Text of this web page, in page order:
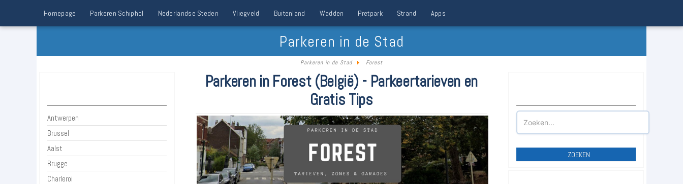
Homepage Parkeren Schiphol Nederlandse Steden Vliegveld Buitenland Wadden Pretpark Strand Apps
Parkeren in de Stad
Parkeren in de Stad Forest
Antwerpen
Brussel
Aalst
Brugge
Charleroi
Parkeren in Forest (België) - Parkeertarieven en
Gratis Tips
ZOEKEN